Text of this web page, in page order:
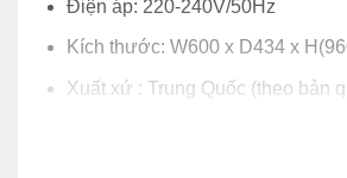
Điện áp: 220-240V/50Hz
Kích thước: W600 x D434 x
Xuất xứ : Trung Quốc (theo bản